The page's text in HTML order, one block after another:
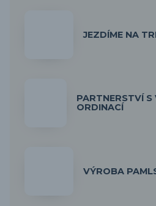
JEZDÍME NA
PARTNERSTVÍ S
ORDINACÍ
VÝROBA